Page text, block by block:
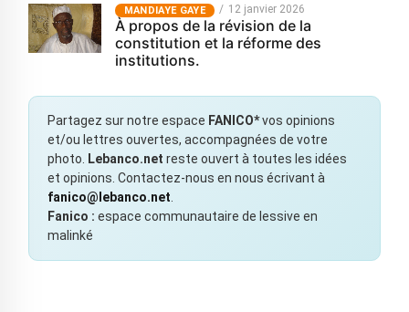
MANDIAYE GAYE 12 janvier 2026
À propos de la révision de la
constitution et la réforme des
institutions.
Partagez sur notre espace FANICO*vos opinions
et/ou lettres ouvertes, accompagnées de votre
photo.
Lebanco.net reste ouvert à toutes les idées
et opinions. Contactez-nous en nous écrivant à
fanico@lebanco.net
Fanico : espace communautaire de lessive en
malinké